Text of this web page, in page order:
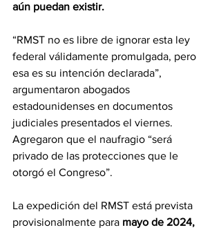
aún puedan existir.
“RMST no es libre de ignorar esta ley
federal válidamente promulgada, pero
esa es su intención declarada”,
argumentaron abogados
estadounidenses en documentos
judiciales presentados el viernes.
Agregaron que el naufragio “será
privado de las protecciones que le
otorgó el Congreso”.
La expedición del RMST está prevista
provisionalmente para mayo de 2024,